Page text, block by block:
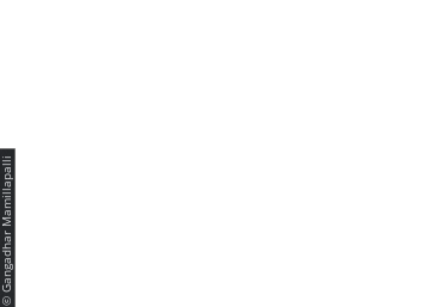
© Gangadhar Mamillapalli